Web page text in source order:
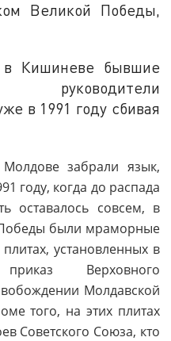
Великой Победы,
в Кишиневе бывшие
в 1991 году сбивая
забрали язык,
году, когда до распада
оставалось совсем, в
были мраморные
установленных в
Верховного
Молдавской
того, на этих плитах
Советского Союза, кто